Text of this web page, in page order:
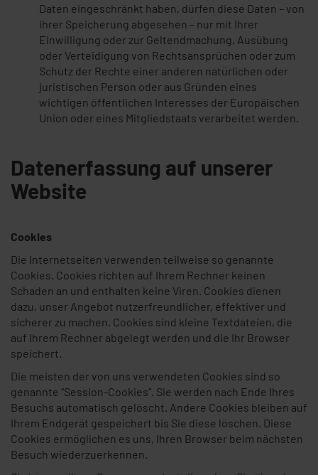
Daten eingeschränkt haben, dürfen diese Daten – von
ihrer Speicherung abgesehen – nur mit Ihrer
Einwilligung oder zur Geltendmachung, Ausübung
oder Verteidigung von Rechtsansprüchen oder zum
Schutz der Rechte einer anderen natürlichen oder
juristischen Person oder aus Gründen eines
wichtigen öffentlichen Interesses der Europäischen
Union oder eines Mitgliedstaats verarbeitet werden.
Datenerfassung auf unserer
Website
Cookies
Die Internetseiten verwenden teilweise so genannte
Cookies. Cookies richten auf Ihrem Rechner keinen
Schaden an und enthalten keine Viren. Cookies dienen
dazu, unser Angebot nutzerfreundlicher, effektiver und
sicherer zu machen. Cookies sind kleine Textdateien, die
auf Ihrem Rechner abgelegt werden und die Ihr Browser
speichert.
Die meisten der von uns verwendeten Cookies sind so
genannte “Session-Cookies”. Sie werden nach Ende Ihres
Besuchs automatisch gelöscht. Andere Cookies bleiben auf
Ihrem Endgerät gespeichert bis Sie diese löschen. Diese
Cookies ermöglichen es uns, Ihren Browser beim nächsten
Besuch wiederzuerkennen.